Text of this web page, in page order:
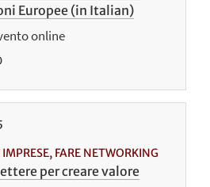
Europee (in Italian)
online
FARE NETWORKING
per creare valore